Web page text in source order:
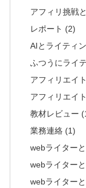
アフィリ挑戦
レポート (2)
AIとライティ
ふつうにライ
アフィリエイ
アフィリエイ
教材レビュー
業務連絡 (1)
webライター
webライター
webライター